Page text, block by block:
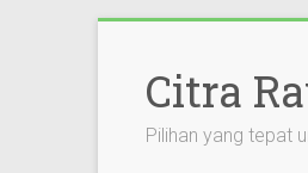
Citra
Pilihan yang tepat